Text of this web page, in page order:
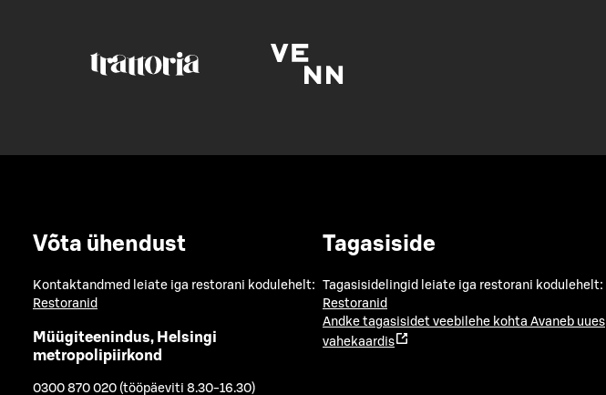
Võta ühendust
Kontaktandmed leiate iga restorani kodulehelt:
Restoranid
Müügiteenindus, Helsingi
metropolipiirkond
0300 870 020 (tööpäeviti 8.30-16.30)
Tagasiside
Tagasisidelingid leiate iga restorani kodulehelt:
Restoranid
Andke tagasisidet veebilehe kohta Avaneb uues
vahekaardis